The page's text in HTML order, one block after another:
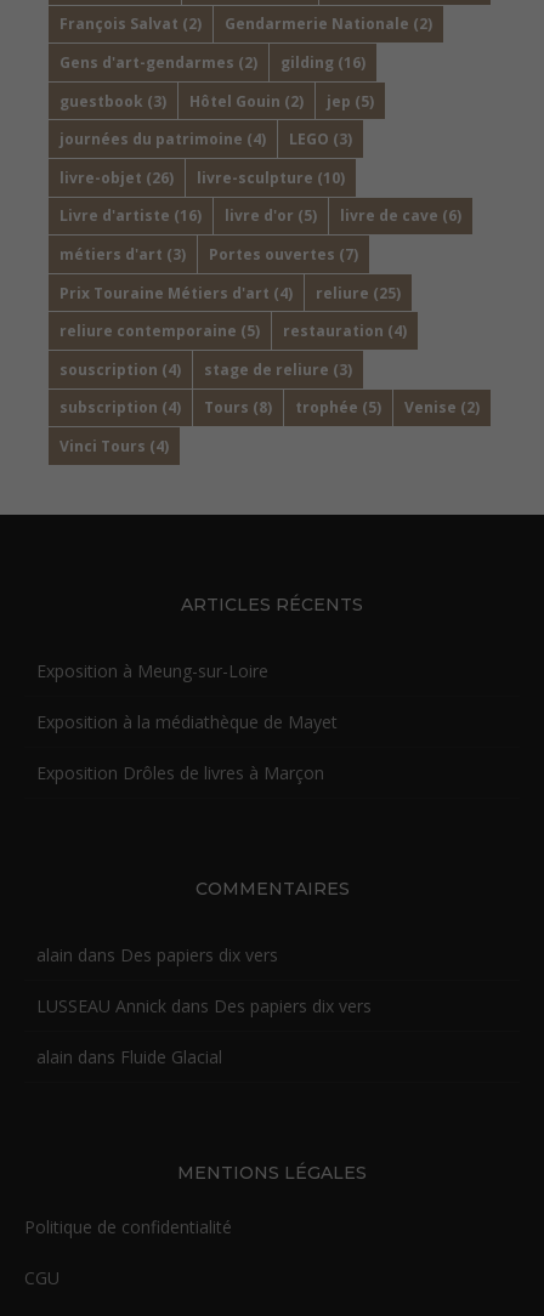
François Salvat (2) Gendarmerie Nationale (2)
Gens d'art-gendarmes (2) gilding (16)
guestbook (3) Hôtel Gouin (2) jep (5)
journées du patrimoine (4) LEGO (3)
livre-objet (26) livre-sculpture (10)
Livre d'artiste (16) livre d'or (5) livre de cave (6)
métiers d'art (3) Portes ouvertes (7)
Prix Touraine Métiers d'art (4) reliure (25)
reliure contemporaine (5) restauration (4)
souscription (4) stage de reliure (3)
subscription (4) Tours (8) trophée (5) Venise (2)
Vinci Tours (4)
ARTICLES RÉCENTS
Exposition à Meung-sur-Loire
Exposition à la médiathèque de Mayet
Exposition Drôles de livres à Marçon
COMMENTAIRES
alain dans Des papiers dix vers
LUSSEAU Annick dans Des papiers dix vers
alain dans Fluide Glacial
MENTIONS LÉGALES
Politique de confidentialité
CGU